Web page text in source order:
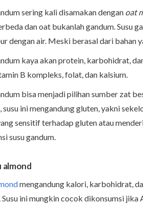
sering kali disamakan dengan oat
dan oat bukanlah gandum. Susu
dengan air. Meski berasal dari bahan
kaya akan protein, karbohidrat,
B kompleks, folat, dan kalsium.
bisa menjadi pilihan sumber zat
susu ini mengandung gluten, yakni
sensitif terhadap gluten atau
susu gandum.
almond
mengandung kalori, karbohidrat,
Susu ini mungkin cocok dikonsumsi